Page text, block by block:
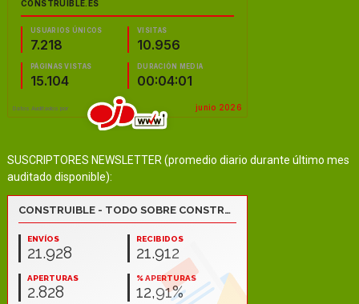
SUSCRIPTORES NEWSLETTER (promedio diario durante último mes
auditado disponible):